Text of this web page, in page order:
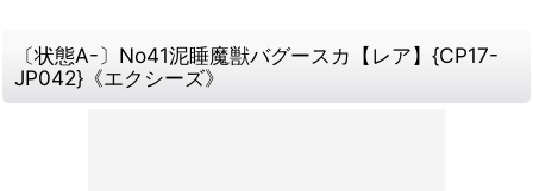
〔状態A-〕No41泥睡魔獣バグースカ【レア】{CP17-
JP042}《エクシーズ》